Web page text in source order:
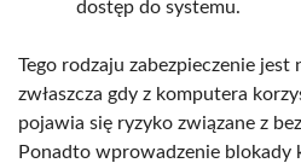
dostęp do systemu.
Tego rodzaju zabezpieczenie jest
zwłaszcza gdy z komputera
pojawia się ryzyko związane z
Ponadto wprowadzenie blokady